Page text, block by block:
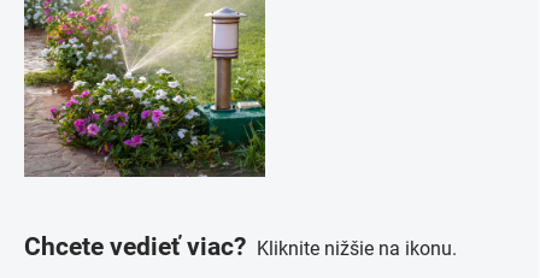
Chcete vedieť viac? Kliknite nižšie na ikonu.